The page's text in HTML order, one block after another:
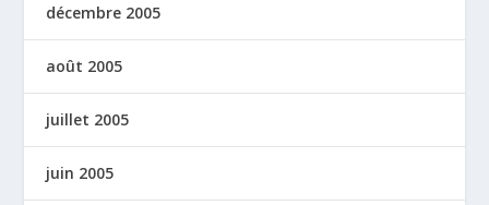
décembre 2005
août 2005
juillet 2005
juin 2005